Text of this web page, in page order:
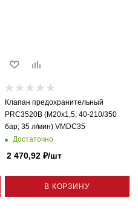
Клапан предохранительный
PRC3520B (M20x1,5; 40-210/350
бар; 35 л/мин) VMDC35
Достаточно
2 470,92₽/шт
В КОРЗИНУ